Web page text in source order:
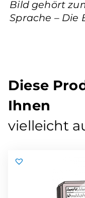
Bild gehört
Sprache – Die
Diese
Ihnen
vielleicht